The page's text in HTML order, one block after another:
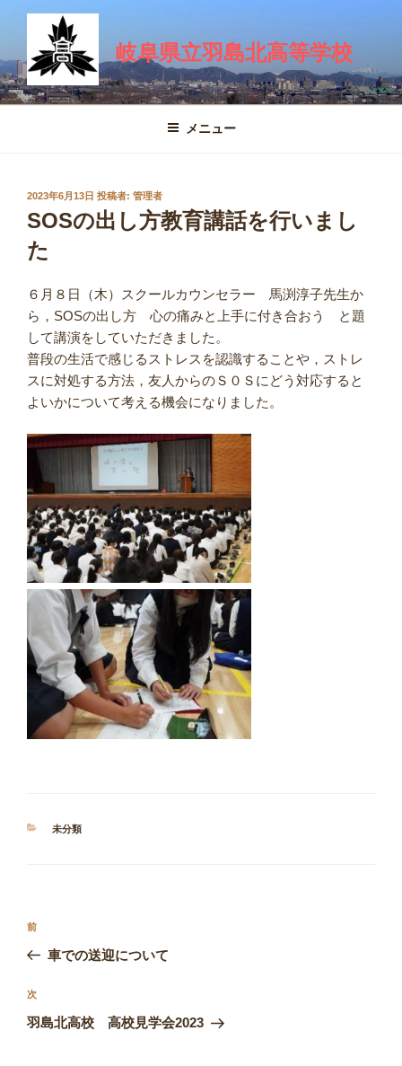
ン
ツ
岐阜県立羽島北高等学校
メニュー
投
稿
日:
2023年6月13日 投稿者: 管理者
SOSの出し方教育講話を行いまし
た
６月８日（木）スクールカウンセラー 馬渕淳子先生か
ら，SOSの出し方 心の痛みと上手に付き合おう と題
して講演をしていただきました。
普段の生活で感じるストレスを認識することや，ストレ
スに対処する方法，友人からのＳ０Ｓにどう対応すると
よいかについて考える機会になりました。
カ
未分類
投
ナ
ビ
ゲ
前
の
稿
前
車での送迎について
次
の
次
羽島北高校 高校見学会2023